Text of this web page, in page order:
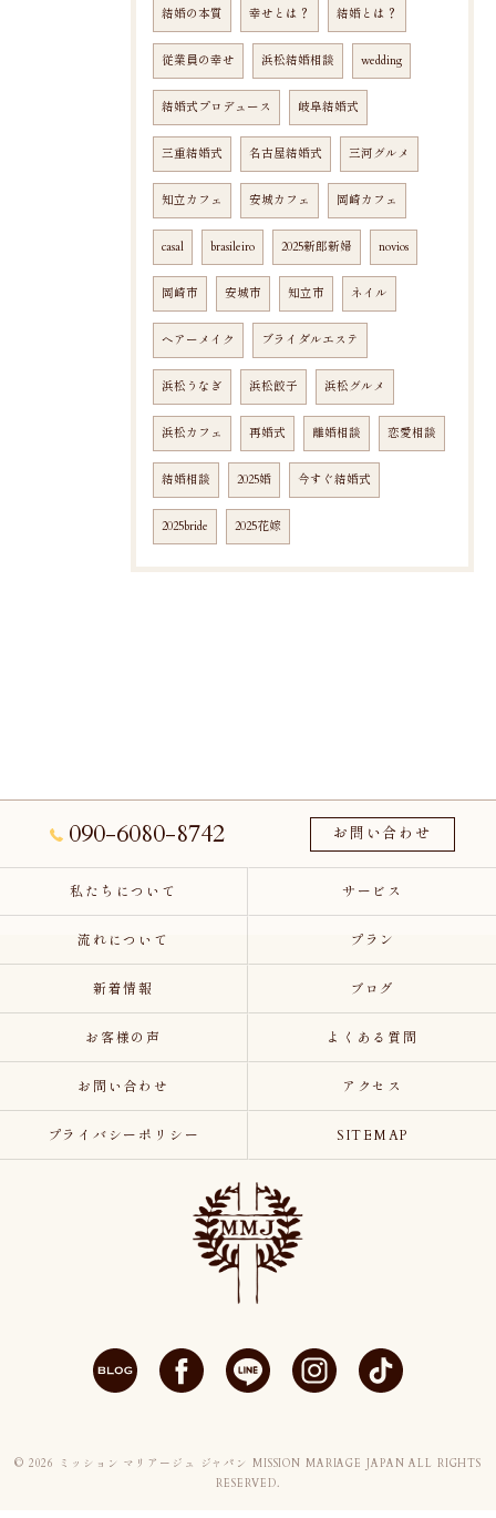
結婚の本質 幸せとは？ 結婚とは？
従業員の幸せ 浜松結婚相談 wedding
結婚式プロデュース 岐阜結婚式
三重結婚式 名古屋結婚式 三河グルメ
知立カフェ 安城カフェ 岡崎カフェ
casal brasileiro 2025新郎新婦 novios
岡崎市 安城市 知立市 ネイル
ヘアーメイク ブライダルエステ
浜松うなぎ 浜松餃子 浜松グルメ
浜松カフェ 再婚式 離婚相談 恋愛相談
結婚相談 2025婚 今すぐ結婚式
2025bride 2025花嫁
090-6080-8742 お問い合わせ
私たちについて サービス
流れについて プラン
新着情報 ブログ
お客様の声 よくある質問
お問い合わせ アクセス
プライバシーポリシー SITEMAP
© 2026 ミッション マリアージュ ジャパン MISSION MARIAGE JAPAN ALL RIGHTS
RESERVED.